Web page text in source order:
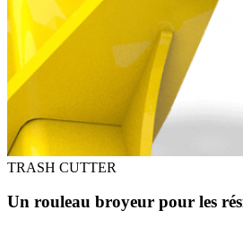
TRASH CUTTER
Un rouleau broyeur pour les